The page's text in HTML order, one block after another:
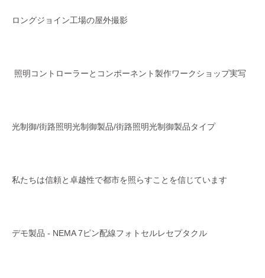
ロングジョイン工場の屋外撮影
照明コントローラーとコンポーネント製作ワークショップ実写
光制御/街路照明光制御製品/街路照明光制御製品タイプ
私たちは信頼と卓越性で都市を照らすことを信じています
デモ製品 - NEMA 7ピン配線フォトセルレセプタクル